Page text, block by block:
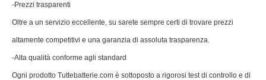
-Prezzi trasparenti
Oltre a un servizio eccellente, su sarete sempre certi di trovare prezzi
altamente competitivi e una garanzia di assoluta trasparenza.
-Alta qualità conforme agli standard
Ogni prodotto Tuttebatterie.com è sottoposto a rigorosi test di controllo e di